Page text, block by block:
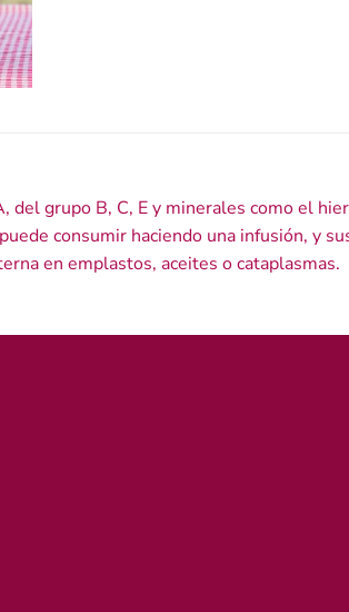
del grupo B, C, E y minerales como el
consumir haciendo una infusión, y
en emplastos, aceites o cataplasmas.